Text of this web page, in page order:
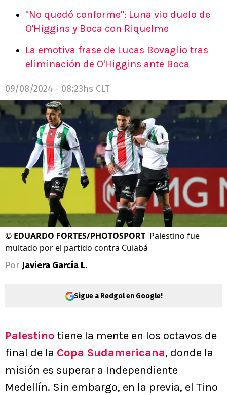
"No quedó conforme": Luna vio duelo de
O'Higgins y Boca con Riquelme
La emotiva frase de Lucas Bovaglio tras
eliminación de O'Higgins ante Boca
09/08/2024 - 08:23hs CLT
© EDUARDO FORTES/PHOTOSPORT Palestino fue
multado por el partido contra Cuiabá
Por Javiera García L.
Sigue a Redgol en Google!
Palestino tiene la mente en los octavos de
final de la Copa Sudamericana, donde la
misión es superar a Independiente
Medellín. Sin embargo, en la previa, el Tino